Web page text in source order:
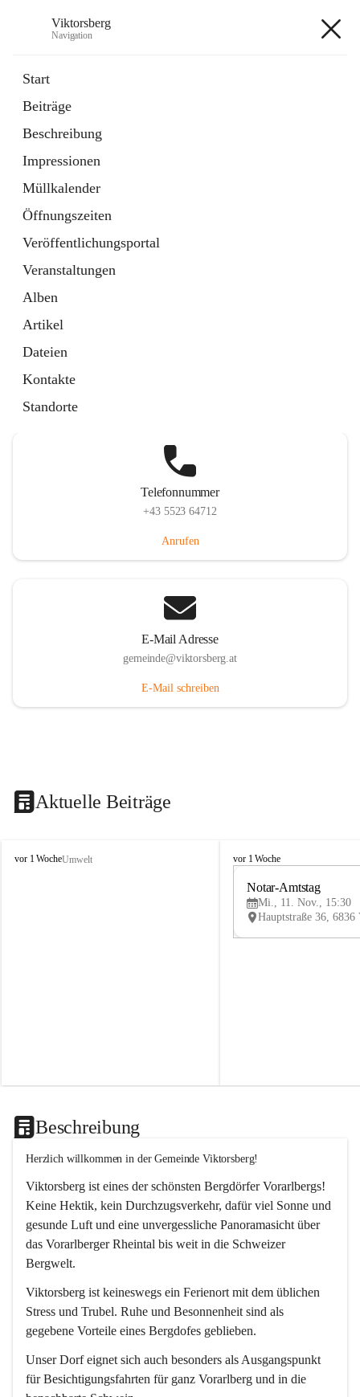
Viktorsberg
Navigation
Start
Beiträge
Beschreibung
Impressionen
Müllkalender
Öffnungszeiten
Veröffentlichungsportal
Veranstaltungen
Alben
Artikel
Dateien
Kontakte
Standorte
1 Schnellzugriff
Bürgerservice
10 Schnellzugriffe
Telefonnummer
+43 5523 64712
Anrufen
E-Mail Adresse
gemeinde@viktorsberg.at
E-Mail schreiben
Aktuelle Beiträge
V
vor 1 WocheUmwelt
V
vor 1 Woche
Notar-Amtstag
Mi., 11. Nov., 15:30
Beschreibung
Herzlich willkommen in der Gemeinde Viktorsberg!
Viktorsberg ist eines der schönsten Bergdörfer Vorarlbergs!
Keine Hektik, kein Durchzugsverkehr, dafür viel Sonne und
gesunde Luft und eine unvergessliche Panoramasicht über
das Vorarlberger Rheintal bis weit in die Schweizer
Bergwelt.
Viktorsberg ist keineswegs ein Ferienort mit dem üblichen
Stress und Trubel. Ruhe und Besonnenheit sind als
gegebene Vorteile eines Bergdofes geblieben.
Unser Dorf eignet sich auch besonders als Ausgangspunkt
für Besichtigungsfahrten für ganz Vorarlberg und in die